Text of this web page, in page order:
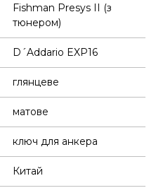
Fishman Presys II (з
тюнером)
D´Addario EXP16
глянцеве
матове
ключ для анкера
Китай